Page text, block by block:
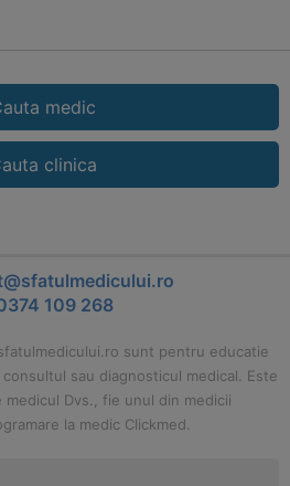
medic
clinica
109 268
sunt pentru educatie
sau diagnosticul medical. Este
Dvs., fie unul din medicii
la medic Clickmed.